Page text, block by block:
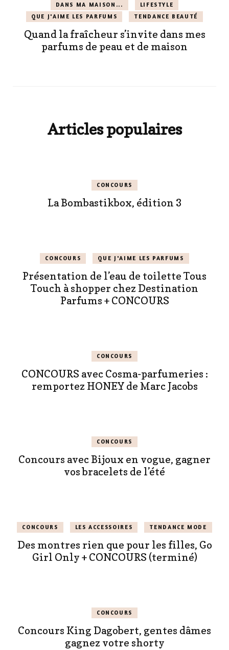
DANS MA MAISON...
LIFESTYLE
QUE J'AIME LES PARFUMS
TENDANCE BEAUTÉ
Quand la fraîcheur s’invite dans mes
parfums de peau et de maison
Articles populaires
CONCOURS
La Bombastikbox, édition 3
CONCOURS QUE J'AIME LES PARFUMS
Présentation de l’eau de toilette Tous
Touch à shopper chez Destination
Parfums + CONCOURS
CONCOURS
CONCOURS avec Cosma-parfumeries :
remportez HONEY de Marc Jacobs
CONCOURS
Concours avec Bijoux en vogue, gagner
vos bracelets de l’été
CONCOURS LES ACCESSOIRES TENDANCE MODE
Des montres rien que pour les filles, Go
Girl Only + CONCOURS (terminé)
CONCOURS
Concours King Dagobert, gentes dâmes
gagnez votre shorty